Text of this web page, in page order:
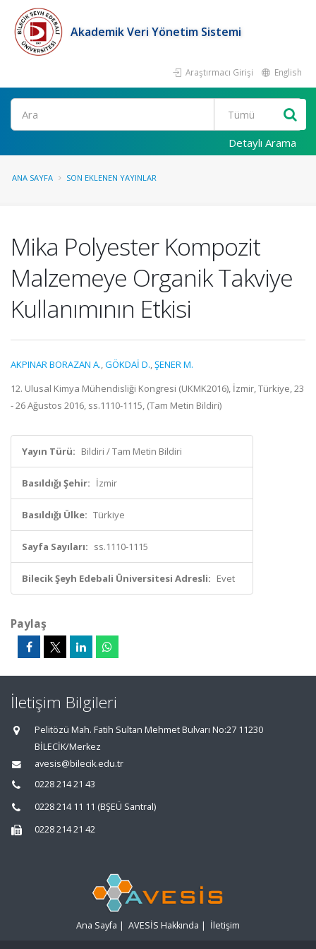
Akademik Veri Yönetim Sistemi
Araştırmacı Girişi English
Ara
Detaylı Arama
ANA SAYFA SON EKLENEN YAYINLAR
Mika Polyester Kompozit
Malzemeye Organik Takviye
Kullanımının Etkisi
AKPINAR BORAZAN A.,GÖKDAİ D.,ŞENER M.
12. Ulusal Kimya Mühendisliği Kongresi (UKMK2016), İzmir, Türkiye, 23
- 26 Ağustos 2016, ss.1110-1115, (Tam Metin Bildiri)
Yayın Türü: Bildiri / Tam Metin Bildiri
Basıldığı Şehir: İzmir
Basıldığı Ülke: Türkiye
Sayfa Sayıları: ss.1110-1115
Bilecik Şeyh Edebali Üniversitesi Adresli: Evet
Paylaş
İletişim Bilgileri
Pelitözü Mah. Fatih Sultan Mehmet Bulvarı No:27 11230
BİLECİK/Merkez
avesis@bilecik.edu.tr
0228 214 21 43
0228 214 11 11 (BŞEÜ Santral)
0228 214 21 42
Ana Sayfa | AVESİS Hakkında | İletişim